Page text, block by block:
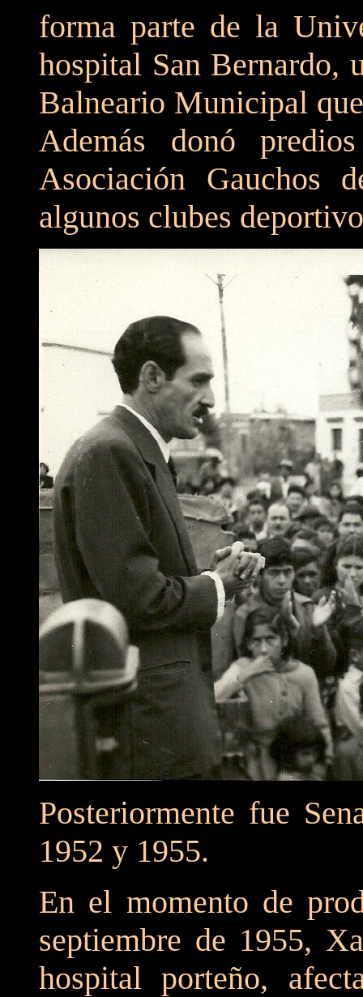
forma parte de la
hospital San Bernardo,
Balneario Municipal
Además donó
Asociación Gauchos
algunos clubes
Posteriormente fue
1952 y 1955.
En el momento de
septiembre de 1955,
hospital porteño,